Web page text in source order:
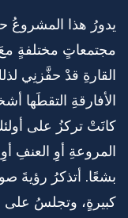
يدورُ هذا المشروعُ
مجتمعاتٍ مختلفةٍ معَ
القارةِ قدْ حفَّزنِي
الأفارقةِ التقطَها
كانَتْ تركزُ على
المروعةِ أوِ العنفِ
بشعًا. أتذكرُ رؤيةَ
كبيرةٍ، وتجلسُ